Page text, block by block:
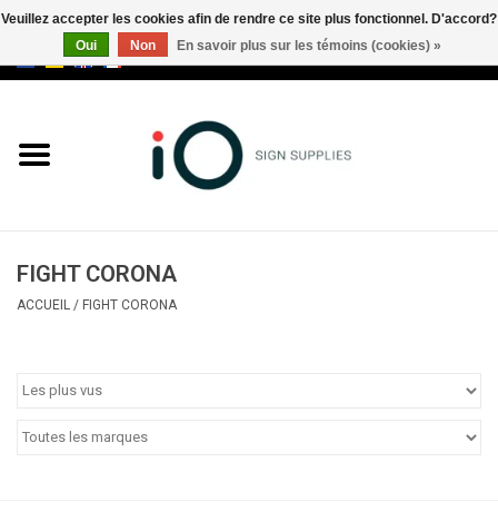
Marques
FIGHT CORONA
ACCUEIL / FIGHT CORONA
Veuillez accepter les cookies afin de rendre ce site plus fonctionnel. D'accord?
Oui
Non En savoir plus sur les témoins (cookies) »